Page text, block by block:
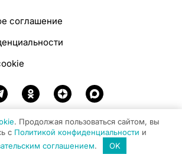
соглашение
портал Томск.ру.
финансовой поддержке
развития, связи и массовых
. Продолжая пользоваться сайтом, вы
с Политикой конфиденциальности и
соглашением. OK